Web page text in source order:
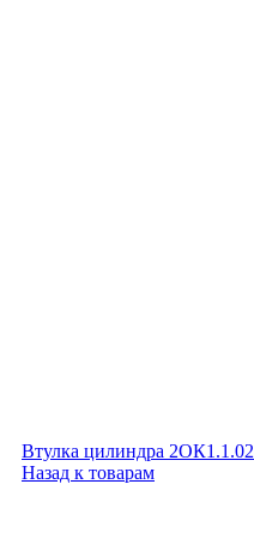
Втулка цилиндра 2ОК1.1.02
Назад к товарам